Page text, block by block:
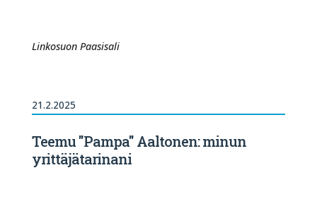
Linkosuon Paasisali
21.2.2025
Teemu "Pampa" Aaltonen: minun
yrittäjätarinani